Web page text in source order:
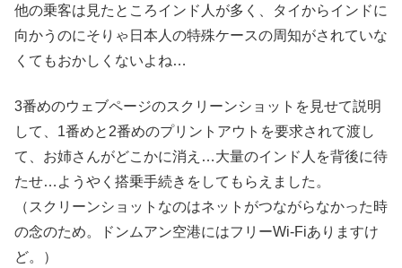
他の乗客は見たところインド人が多く、タイからインドに
向かうのにそりゃ日本人の特殊ケースの周知がされていな
くてもおかしくないよね…
3番めのウェブページのスクリーンショットを見せて説明
して、1番めと2番めのプリントアウトを要求されて渡し
て、お姉さんがどこかに消え…大量のインド人を背後に待
たせ…ようやく搭乗手続きをしてもらえました。
（スクリーンショットなのはネットがつながらなかった時
の念のため。ドンムアン空港にはフリーWi-Fiありますけ
ど。）